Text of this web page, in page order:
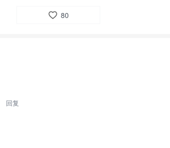
80
回复